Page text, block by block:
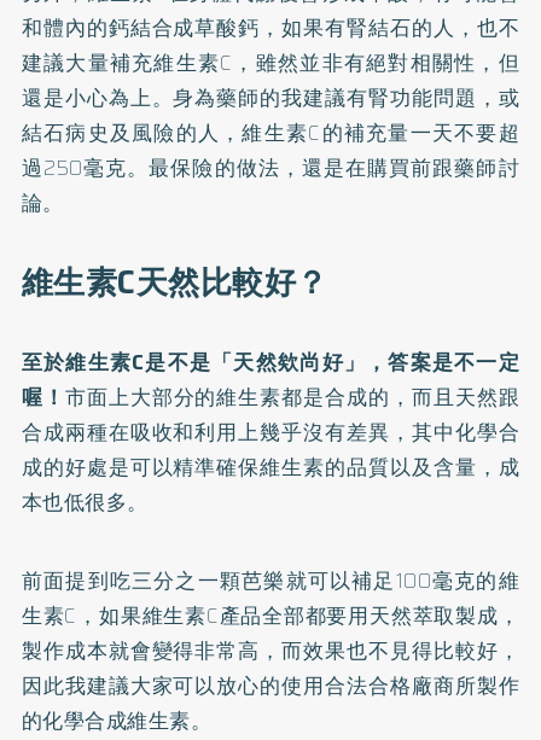
和體內的鈣結合成草酸鈣，如果有腎結石的人，也不
建議大量補充維生素C，雖然並非有絕對相關性，但
還是小心為上。身為藥師的我建議有腎功能問題，或
結石病史及風險的人，維生素C的補充量一天不要超
過250毫克。最保險的做法，還是在購買前跟藥師討
論。
維生素C天然比較好？
至於維生素C是不是「天然欸尚好」，答案是不一定
喔！ 市面上大部分的維生素都是合成的，而且天然跟
合成兩種在吸收和利用上幾乎沒有差異，其中化學合
成的好處是可以精準確保維生素的品質以及含量，成
本也低很多。
前面提到吃三分之一顆芭樂就可以補足100毫克的維
生素C，如果維生素C產品全部都要用天然萃取製成，
製作成本就會變得非常高，而效果也不見得比較好，
因此我建議大家可以放心的使用合法合格廠商所製作
的化學合成維生素。